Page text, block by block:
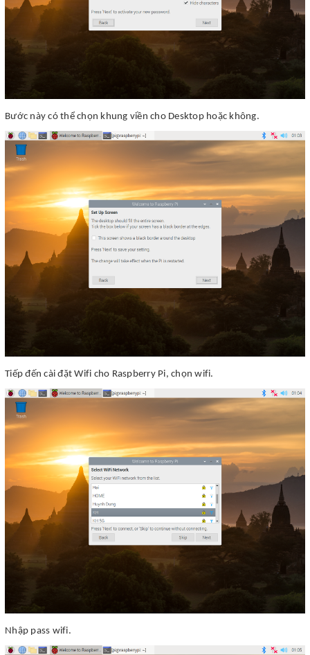
Bước này có thể chọn khung viền cho Desktop hoặc không.
Tiếp đến cài đặt Wifi cho Raspberry Pi, chọn wifi.
Nhập pass wifi.